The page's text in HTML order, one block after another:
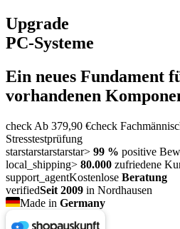
Upgrade
PC-Systeme
Ein neues Fundament
vorhandenen
check Ab 379,90 €check
Stresstestprüfung
starstarstarstarstar> 99 % positive
local_shipping> 80.000 zufriedene
support_agentKostenlose Beratung
verifiedSeit 2009 in Nordhausen
Made in Germany